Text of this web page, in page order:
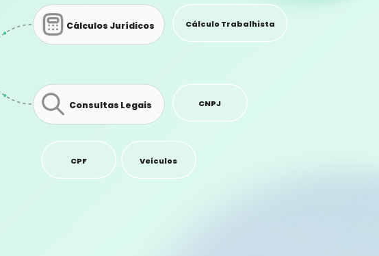
Cálculos Jurídicos Cálculo Trabalhista
Consultas Legais CNPJ
CPF Veículos